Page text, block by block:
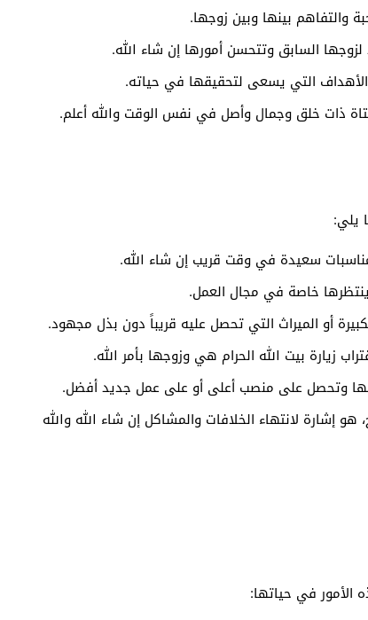
والتفاهم بينها وبين زوجها.
السابق وتتحسن أمورها إن شاء الله.
التي يسعى لتحقيقها في حياته.
ذات خلق وجمال وأصل في نفس الوقت والله أعلم.
يلي:
سعيدة في وقت قريب إن شاء الله.
ينتظرها خاصة في مجال العمل.
أو الميراث التي تحصل عليه قريباً دون بذل مجهود.
زيارة بيت الله الحرام هي وزوجها بأمر الله.
وتحصل على منصب أعلى أو على عمل جديد أفضل.
إشارة لانتهاء الخلافات والمشاكل إن شاء الله والله
الأمور في حياتها: